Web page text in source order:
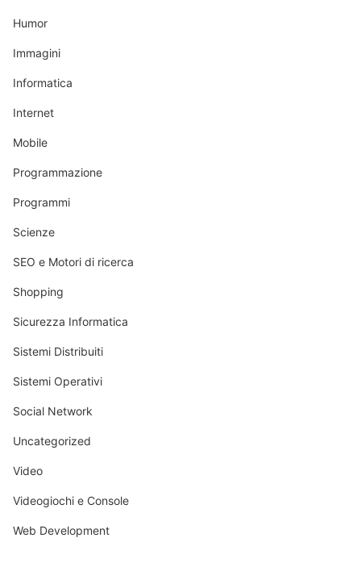
Humor
Immagini
Informatica
Internet
Mobile
Programmazione
Programmi
Scienze
SEO e Motori di ricerca
Shopping
Sicurezza Informatica
Sistemi Distribuiti
Sistemi Operativi
Social Network
Uncategorized
Video
Videogiochi e Console
Web Development